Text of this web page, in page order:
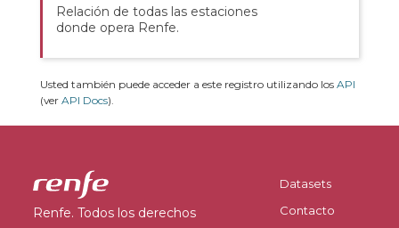
Relación de todas las estaciones
donde opera Renfe.
Usted también puede acceder a este registro utilizando los API
(ver API Docs).
Renfe. Todos los derechos
Datasets
Contacto